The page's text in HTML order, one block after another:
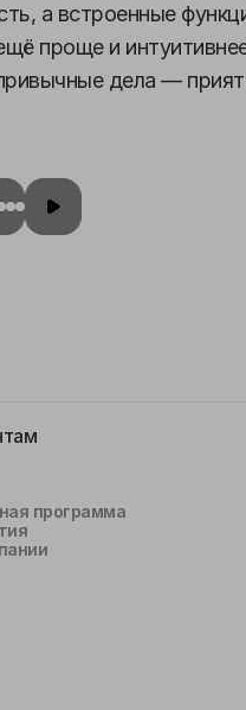
а встроенные
проще и
дела —
программа